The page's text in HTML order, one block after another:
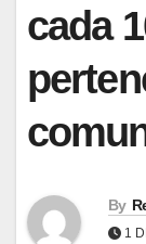
cada
By
1